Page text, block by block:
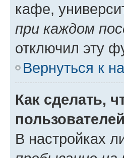
кафе,
при каждом
отключил эту
Вернуться к
Как сделать,
В настройках